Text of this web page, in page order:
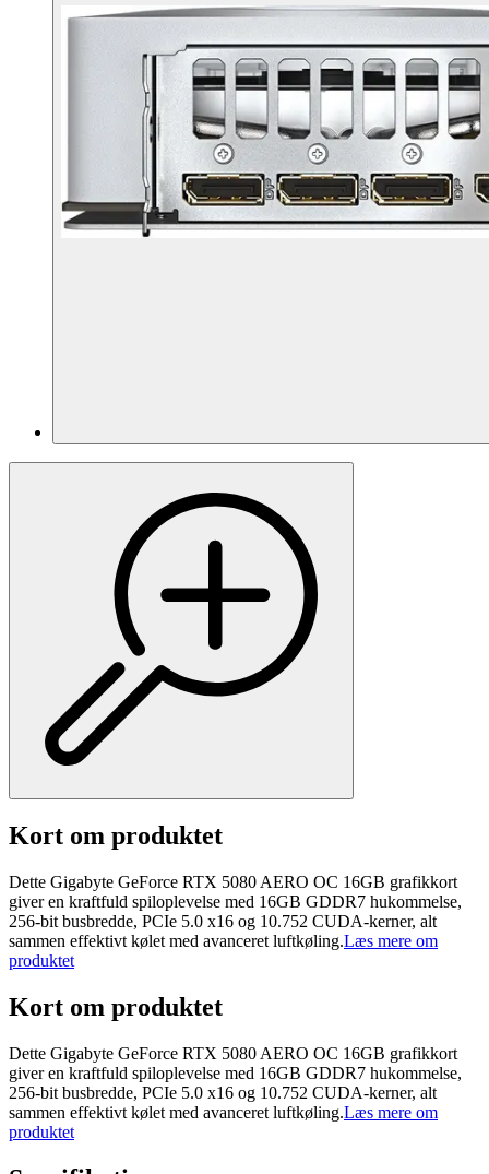
Kort om produktet
Dette Gigabyte GeForce RTX 5080 AERO OC 16GB grafikkort
giver en kraftfuld spiloplevelse med 16GB GDDR7 hukommelse,
256-bit busbredde, PCIe 5.0 x16 og 10.752 CUDA-kerner, alt
sammen effektivt kølet med avanceret luftkøling.Læs mere om
produktet
Kort om produktet
Dette Gigabyte GeForce RTX 5080 AERO OC 16GB grafikkort
giver en kraftfuld spiloplevelse med 16GB GDDR7 hukommelse,
256-bit busbredde, PCIe 5.0 x16 og 10.752 CUDA-kerner, alt
sammen effektivt kølet med avanceret luftkøling.Læs mere om
produktet